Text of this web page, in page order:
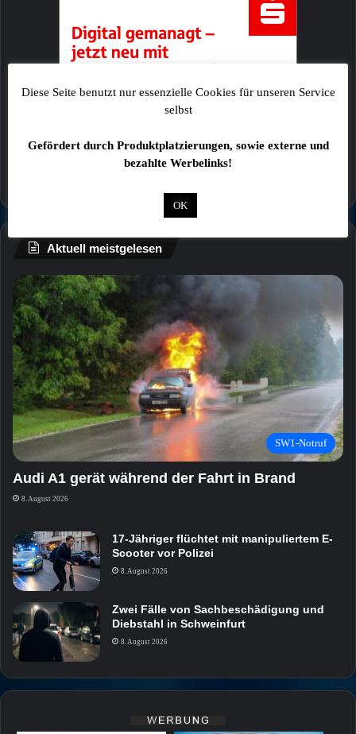
Aktuell meistgelesen
SW1-Notruf
Audi A1 gerät während der Fahrt in Brand
8. August 2026
17-Jähriger flüchtet mit manipuliertem E-
Scooter vor Polizei
8. August 2026
Zwei Fälle von Sachbeschädigung und
Diebstahl in Schweinfurt
8. August 2026
Diese Seite benutzt nur essenzielle Cookies für unseren Service
selbst
Gefördert durch Produktplatzierungen, sowie externe und
bezahlte Werbelinks!
OK